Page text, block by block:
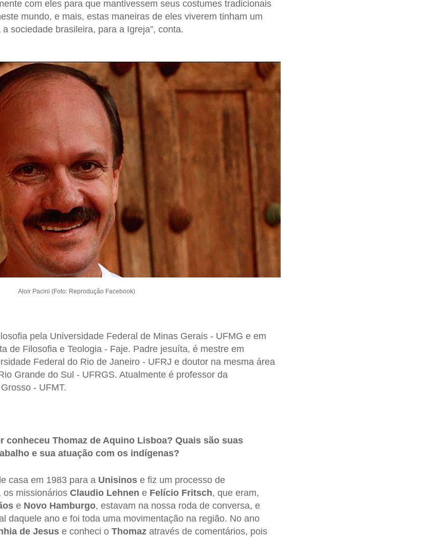
com eles para que mantivessem seus costumes tradicionais
mundo, e mais, estas maneiras de eles viverem tinham um
sociedade brasileira, para a Igreja”, conta.
Aloir Pacini (Foto: Reprodução Facebook)
pela Universidade Federal de Minas Gerais - UFMG e em
de Filosofia e Teologia - Faje. Padre jesuíta, é mestre em
Federal do Rio de Janeiro - UFRJ e doutor na mesma área
Grande do Sul - UFRGS. Atualmente é professor da
- UFMT.
conheceu Thomaz de Aquino Lisboa? Quais são suas
e sua atuação com os indígenas?
casa em 1983 para a Unisinose fiz um processo de
os missionários Claudio Lehnen e Felício Fritsch, que eram,
e Novo Hamburgo, estavam na nossa roda de conversa, e
daquele ano e foi toda uma movimentação na região. No ano
de Jesuse conheci o Thomazatravés de comentários, pois